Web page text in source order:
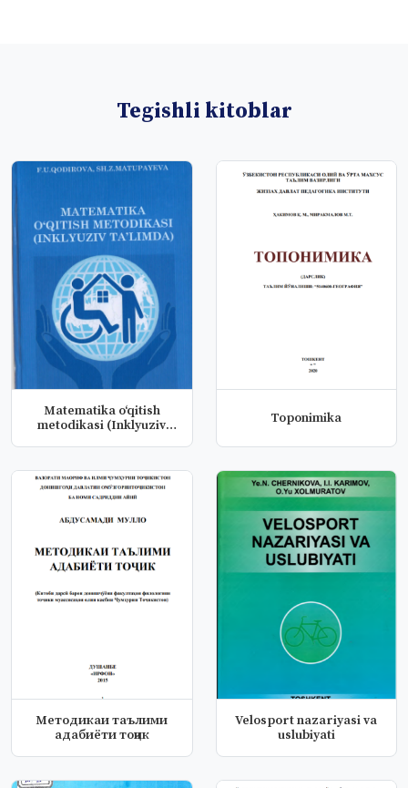
Tegishli kitoblar
Matematika oʻqitish
metodikasi (Inklyuziv
Toponimika
Методикаи таълими
адабиёти тоҷик
Velosport nazariyasi va
uslubiyati